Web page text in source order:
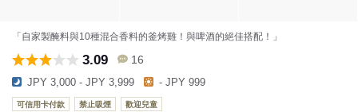
「自家製醃料與10種混合香料的釜烤雞！與啤酒的絕佳搭配！」
3.09 16
JPY 3,000 - JPY 3,999 - JPY 999
可信用卡付款 禁止吸煙 歡迎兒童